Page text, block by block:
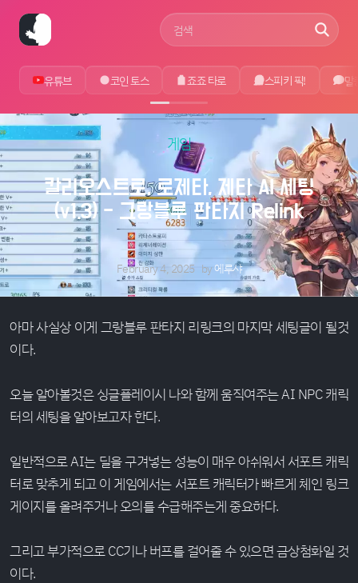
사이트 검색어
유튜브 코인 토스 죠죠 타로 스피키 픽! 말
게임
칼리오스트로, 로제타, 제타 AI 세팅
(v1.3) - 그랑블루 판타지 Relink
February 4, 2025 by에루샤
아마 사실상 이게 그랑블루 판타지 리링크의 마지막 세팅글이 될것
이다.
오늘 알아볼것은 싱글플레이시 나와 함께 움직여주는 AI NPC 캐릭
터의 세팅을 알아보고자 한다.
일반적으로 AI는 딜을 구겨넣는 성능이 매우 아쉬워서 서포트 캐릭
터로 맞추게 되고 이 게임에서는 서포트 캐릭터가 빠르게 체인 링크
게이지를 올려주거나 오의를 수급해주는게 중요하다.
그리고 부가적으로 CC기나 버프를 걸어줄 수 있으면 금상첨화일 것
이다.